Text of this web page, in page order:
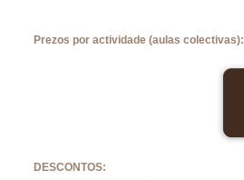
Prezos por actividade (aulas colectivas):
DESCONTOS: